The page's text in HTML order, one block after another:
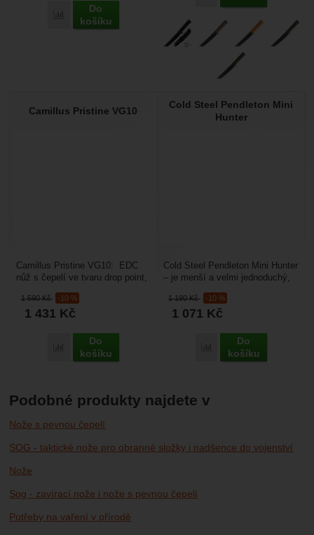
Porovnat
Do
košíku
Camillus Pristine VG10
1 590Kč -10 %
1 431 Kč
Porovnat
Do
košíku
Camillus Pristine VG10: EDC
nůž s čepelí ve tvaru drop point,
Čepel...
Cold Steel Pendleton Mini
Hunter
1 190Kč -10 %
1 071 Kč
Porovnat
Do
košíku
Cold Steel Pendleton Mini Hunter
– je menší a velmi jednoduchý,
nůž, který...
Podobné produkty najdete v
Nože s pevnou čepelí
SOG - taktické nože pro obranné složky i nadšence do vojenství
Nože
Sog - zavírací nože i nože s pevnou čepelí
Potřeby na vaření v přírodě